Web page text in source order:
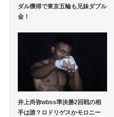
ダル獲得で東京五輪も兄妹ダブル
金！
井上尚弥wbss準決勝2回戦の相
手は誰？ロドリゲスかモロニー